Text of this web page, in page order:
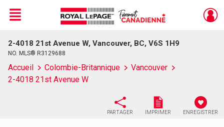
Live
En Direct
Menu
2-4018 21st Avenue W, Vancouver, BC, V6S 1H9
NO. MLS® R3129688
Accueil Colombie-Britannique
Vancouver
2-4018 21st Avenue W
PARTAGER IMPRIMER ENREGISTRER